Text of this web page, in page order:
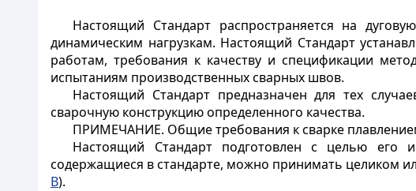
Настоящий Стандарт распространяется на
динамическим нагрузкам. Настоящий Стандарт
работам, требования к качеству и спецификации
испытаниям производственных сварных швов.
Настоящий Стандарт предназначен для тех
сварочную конструкцию определенного качества.
ПРИМЕЧАНИЕ. Общие требования к сварке плавлением
Настоящий Стандарт подготовлен с целью его
содержащиеся в стандарте, можно принимать целиком
B).